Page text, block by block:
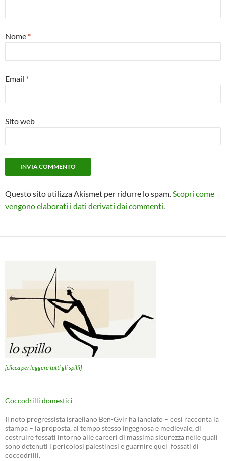
Nome *
Email *
Sito web
Questo sito utilizza Akismet per ridurre lo spam. Scopri come
vengono elaborati i dati derivati dai commenti
[clicca per leggere tutti gli spilli]
Coccodrilli domestici
Il noto progressista israeliano Ben-Gvir ha lanciato – così racconta la
stampa – la proposta, al tempo stesso ingegnosa e medievale, di
costruire fossati intorno alle carceri di massima sicurezza nelle quali
sono detenuti i pericolosi palestinesi e guarnire quei fossati di
coccodrilli.